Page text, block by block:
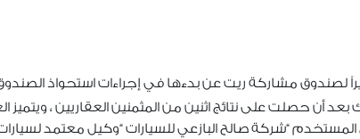
لصندوق مشاركة ريت عن بدءها في إجراءات استحواذ
أن حصلت على نتائج اثنين من المثمنين العقاريين ،
المستخدم “شركة صالح البازعي للسيارات “وكيل معتمد